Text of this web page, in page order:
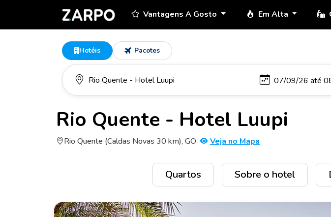
Vantagens A Gosto Em Alta
Hotéis Pacotes
Rio Quente - Hotel Luupi
Rio Quente (Caldas Novas 30 km), GO Veja no Mapa
Quartos Sobre o hotel